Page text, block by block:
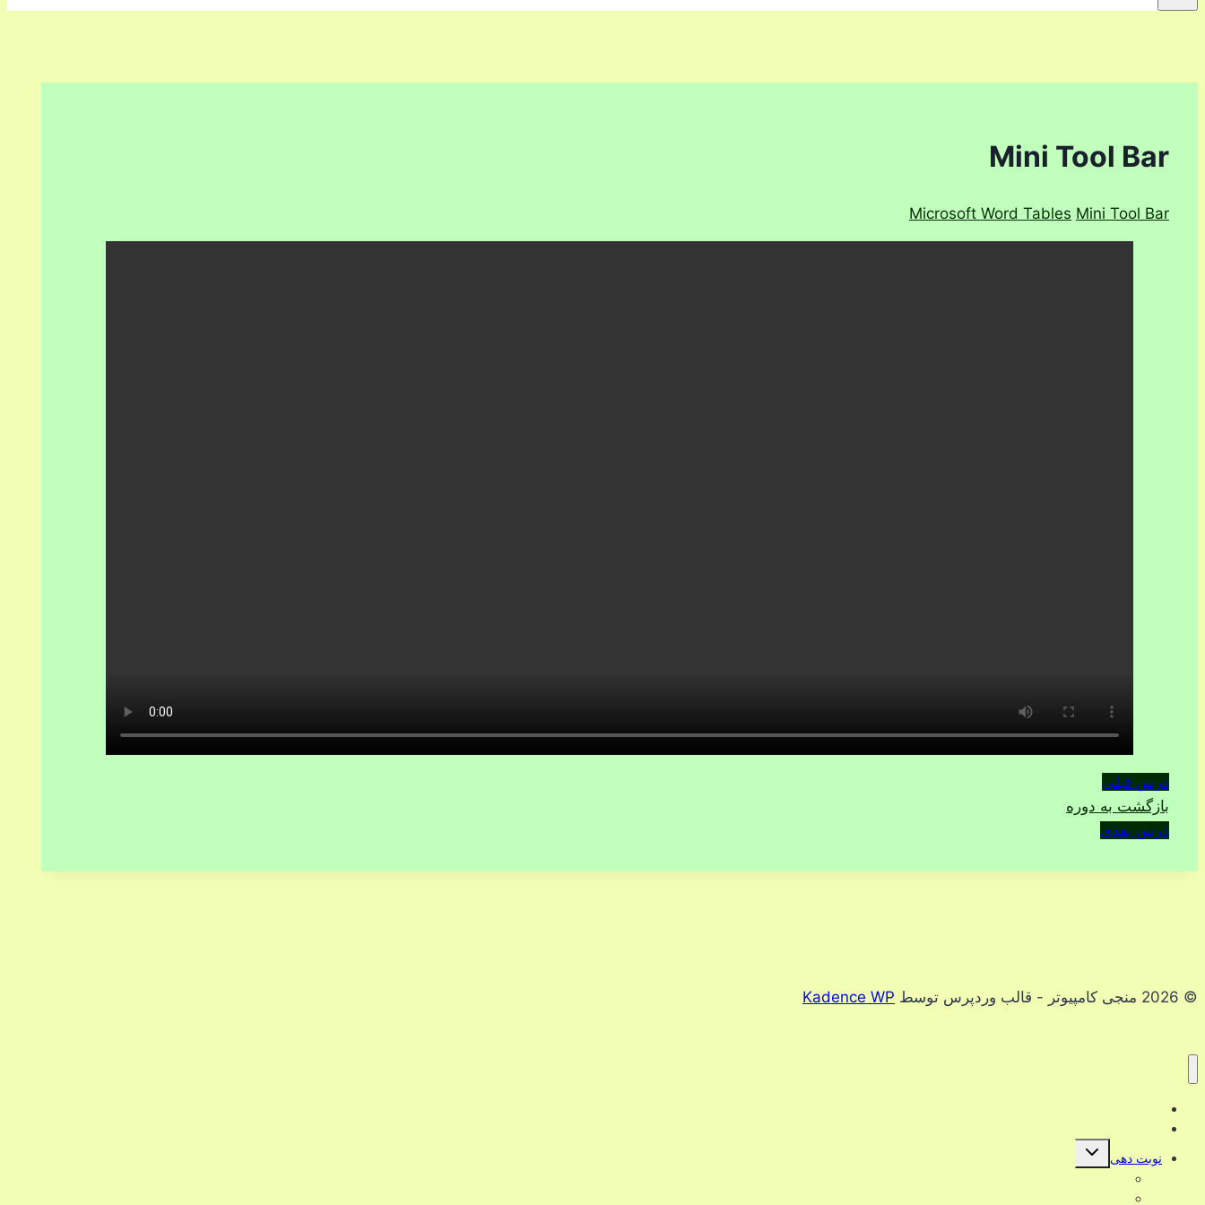
Mini Tool Bar
Microsoft Word Tables Mini Tool Bar
درس قبلی
بازگشت به دوره
درس بعدی
© 2026 منجی کامپیوتر - قالب وردپرس توسط Kadence WP
نوبت دهی
تغییر
وضعیت